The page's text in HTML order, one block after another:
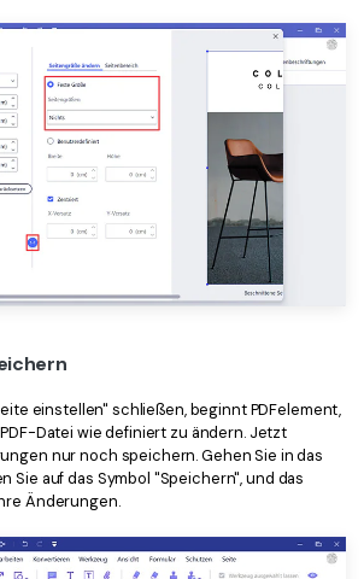
einstellen" schließen, beginnt PDFelement,
Datei wie definiert zu ändern. Jetzt
nur noch speichern. Gehen Sie in das
Sie auf das Symbol "Speichern", und das
Änderungen.